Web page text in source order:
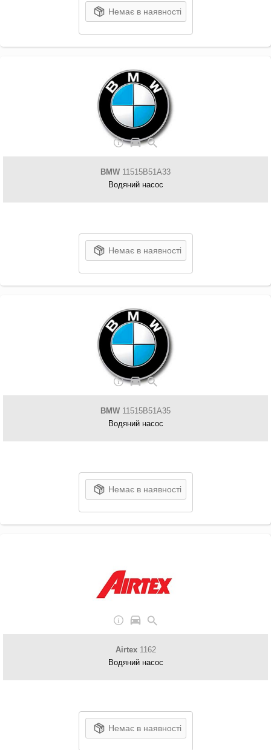
Немає в наявності
BMW 11515B51A33
Водяний насос
Немає в наявності
BMW 11515B51A35
Водяний насос
Немає в наявності
Airtex1162
Водяний насос
Немає в наявності